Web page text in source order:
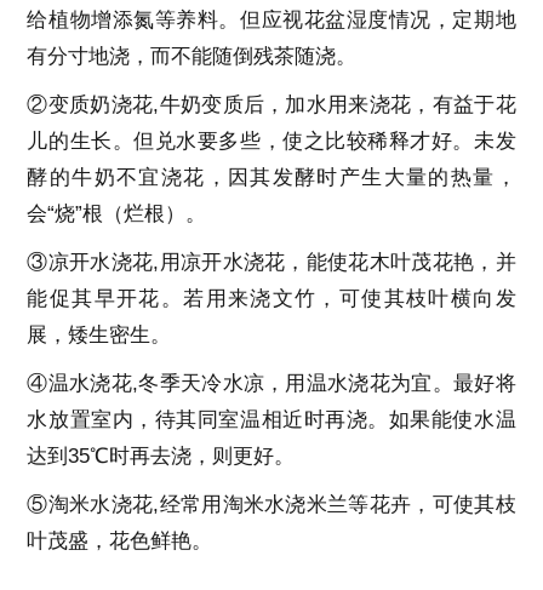
给植物增添氮等养料。但应视花盆湿度情况，定期地
有分寸地浇，而不能随倒残茶随浇。
②变质奶浇花,牛奶变质后，加水用来浇花，有益于花
儿的生长。但兑水要多些，使之比较稀释才好。未发
酵的牛奶不宜浇花，因其发酵时产生大量的热量，
会“烧”根（烂根）。
③凉开水浇花,用凉开水浇花，能使花木叶茂花艳，并
能促其早开花。若用来浇文竹，可使其枝叶横向发
展，矮生密生。
④温水浇花,冬季天冷水凉，用温水浇花为宜。最好将
水放置室内，待其同室温相近时再浇。如果能使水温
达到35℃时再去浇，则更好。
⑤淘米水浇花,经常用淘米水浇米兰等花卉，可使其枝
叶茂盛，花色鲜艳。